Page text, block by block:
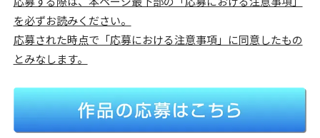
を必ずお読みください。
応募された時点で「応募における注意事項」に同意したもの
とみなします。